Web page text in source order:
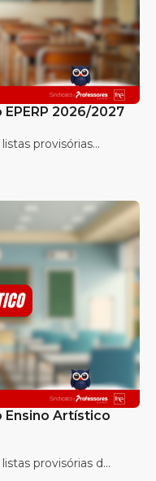
2026/2027
provisórias...
Ensino Artístico
provisórias d...